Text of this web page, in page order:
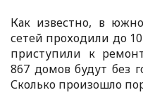
Как известно, в
сетей проходили до
приступили к
867 домов будут без
Сколько произошло